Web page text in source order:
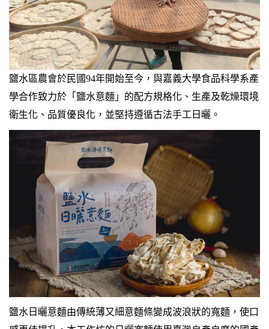
鹽水區農會於民國94年開始至今，與嘉義大學食品科學系產
學合作致力於「鹽水意麵」的配方規格化、生產及乾燥環境
衛生化、品質優良化，並堅持遵循古法手工日曬。
鹽水日曬意麵由傳統薄又細意麵條變成波浪狀的寬麵，使口